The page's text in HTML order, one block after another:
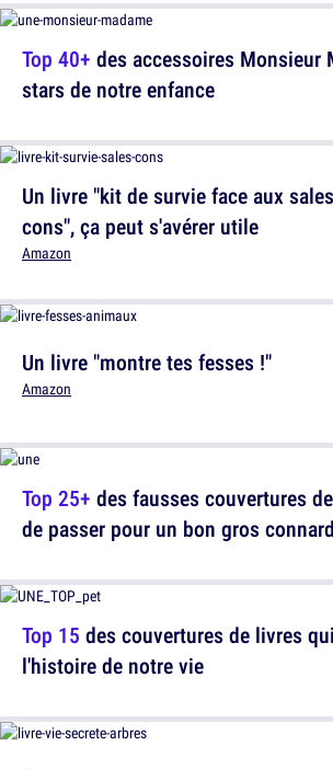
Un livre "kit de survie face aux sales
cons", ça peut s'avérer utile
Amazon
Top 25+ des fausses couvertures
de passer pour un bon gros connard
Top 40+ des accessoires Monsieur
stars de notre enfance
Un livre "montre tes fesses !"
Amazon
Top 15 des couvertures de livres
l'histoire de notre vie